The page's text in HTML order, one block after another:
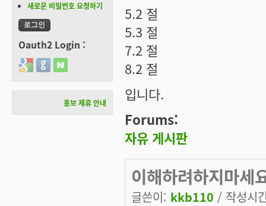
5.2 절
5.3 절
7.2 절
8.2 절
입니다.
Forums:
자유 게시판
이해하려하지마
글쓴이: kkb110 / 작성시
새로운 비밀번호 요청하기
Oauth2 Login :
Login with Google
Login with GitHub
Login with Naver
홍보 제휴 안내